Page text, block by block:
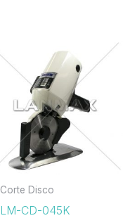
Corte Disco
LM-CD-045K